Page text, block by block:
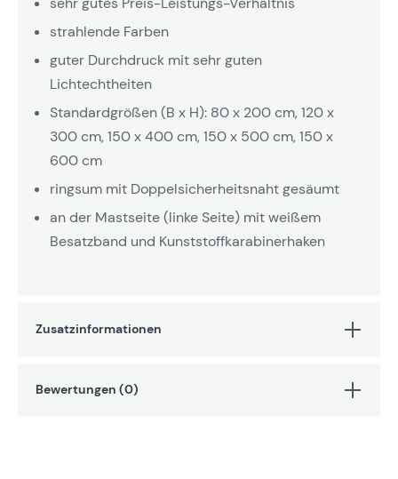
strahlende Farben
guter Durchdruck mit sehr guten
Lichtechtheiten
Standardgrößen (B x H): 80 x 200 cm, 120 x
300 cm, 150 x 400 cm, 150 x 500 cm, 150 x
600 cm
ringsum mit Doppelsicherheitsnaht gesäumt
an der Mastseite (linke Seite) mit weißem
Besatzband und Kunststoffkarabinerhaken
Zusatzinformationen
Bewertungen (0)